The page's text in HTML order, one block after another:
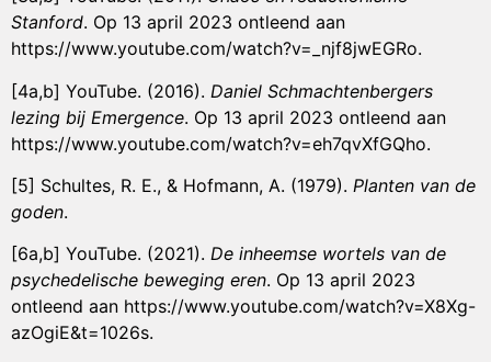
Stanford. Op 13 april 2023 ontleend aan
https://www.youtube.com/watch?v=_njf8jwEGRo.
[4a,b] YouTube. (2016). Daniel Schmachtenbergers
lezing bij Emergence. Op 13 april 2023 ontleend aan
https://www.youtube.com/watch?v=eh7qvXfGQho.
[5] Schultes, R. E., & Hofmann, A. (1979). Planten van de
goden.
[6a,b] YouTube. (2021). De inheemse wortels van de
psychedelische beweging eren. Op 13 april 2023
ontleend aan https://www.youtube.com/watch?v=X8Xg-
azOgiE&t=1026s.